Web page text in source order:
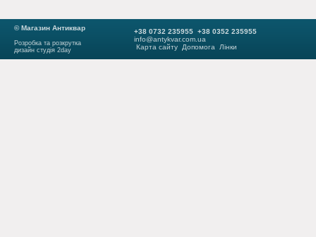
© Магазин Антиквар
Розробка та розкрутка
дизайн студія 2day
+38 0732 235955 +38 0352 235955
info@antykvar.com.ua
Карта сайту
Допомога Лінки